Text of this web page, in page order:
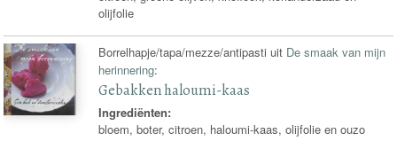
olijfolie
Borrelhapje/tapa/mezze/antipasti uit De smaak van mijn
herinnering:
Gebakken haloumi-kaas
Ingrediënten:
bloem, boter, citroen, haloumi-kaas, olijfolie en ouzo